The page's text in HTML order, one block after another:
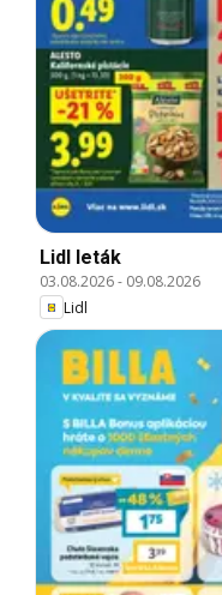
Lidl leták
03.08.2026- 09.08.2026
Lidl